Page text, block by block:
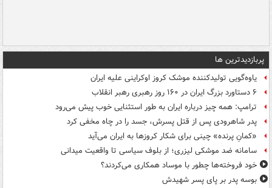
پربازدیدترین ها
یاوه‌گویی تولیدکننده موشک کروز اوکراینی علیه ایران
۶ دستاورد بزرگ ایران در ۱۶۰ روز رهبری رهبر انقلاب
ترامپ: همه چیز درباره ایران به طور استثنایی خوب پیش می‌رود
پدر شاهرودی پس از قتل پسرش، جسد را در چاه مخفی کرد
«کمانِ پرنده» چینی برای شکار کروزها به ایران می‌آید
سامانه ضد موشکی لیزری؛ از بلوف سیاسی تا واقعیت میدانی
خود فروخته‌ها چطور با موساد همکاری می‌کردند؟
بوسه‌ پدر بر پای پسر شهیدش